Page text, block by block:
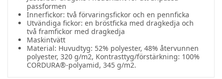
passformen
Innerfickor: två förvaringsfickor och en pennficka
Utvändiga fickor: en bröstficka med dragkedja och
två framfickor med dragkedja
Maskintvätt
Material: Huvudtyg: 52% polyester, 48% återvunnen
polyester, 320 g/m2, Kontrasttyg/förstärkning: 100%
CORDURA®-polyamid, 345 g/m2.